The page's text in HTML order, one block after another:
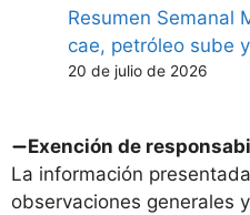
Resumen Semanal
cae, petróleo sube
20 de julio de 2026
Exención de
La información
observaciones generales